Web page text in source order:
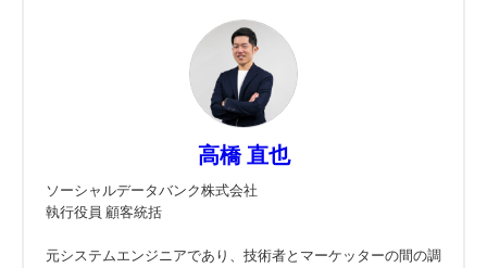
高橋 直也
ソーシャルデータバンク株式会社
執行役員 顧客統括
元システムエンジニアであり、技術者とマーケッターの間の調